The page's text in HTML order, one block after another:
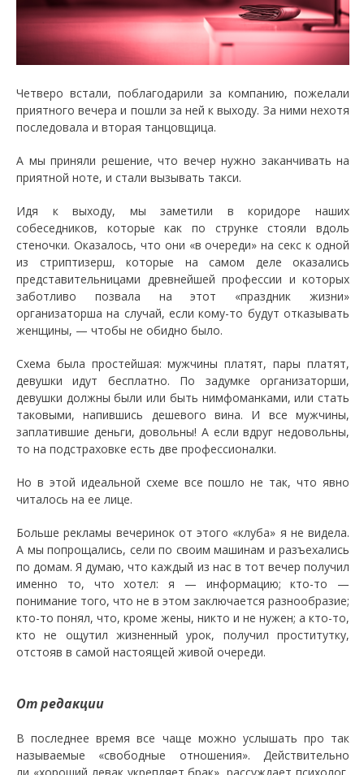
Четверо встали, поблагодарили за компанию, пожелали
приятного вечера и пошли за ней к выходу. За ними нехотя
последовала и вторая танцовщица.
А мы приняли решение, что вечер нужно заканчивать на
приятной ноте, и стали вызывать такси.
Идя к выходу, мы заметили в коридоре наших
собеседников, которые как по струнке стояли вдоль
стеночки. Оказалось, что они «в очереди» на секс к одной
из стриптизерш, которые на самом деле оказались
представительницами древнейшей профессии и которых
заботливо позвала на этот «праздник жизни»
организаторша на случай, если кому-то будут отказывать
женщины, — чтобы не обидно было.
Схема была простейшая: мужчины платят, пары платят,
девушки идут бесплатно. По задумке организаторши,
девушки должны были или быть нимфоманками, или стать
таковыми, напившись дешевого вина. И все мужчины,
заплатившие деньги, довольны! А если вдруг недовольны,
то на подстраховке есть две профессионалки.
Но в этой идеальной схеме все пошло не так, что явно
читалось на ее лице.
Больше рекламы вечеринок от этого «клуба» я не видела.
А мы попрощались, сели по своим машинам и разъехались
по домам. Я думаю, что каждый из нас в тот вечер получил
именно то, что хотел: я — информацию; кто-то —
понимание того, что не в этом заключается разнообразие;
кто-то понял, что, кроме жены, никто и не нужен; а кто-то,
кто не ощутил жизненный урок, получил проститутку,
отстояв в самой настоящей живой очереди.
От редакции
В последнее время все чаще можно услышать про так
называемые «свободные отношения». Действительно
ли «хороший левак укрепляет брак», рассуждает психолог,